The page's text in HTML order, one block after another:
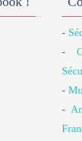
-
-
-
-